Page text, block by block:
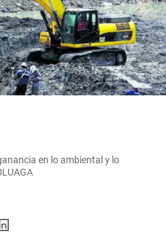
en lo ambiental y lo